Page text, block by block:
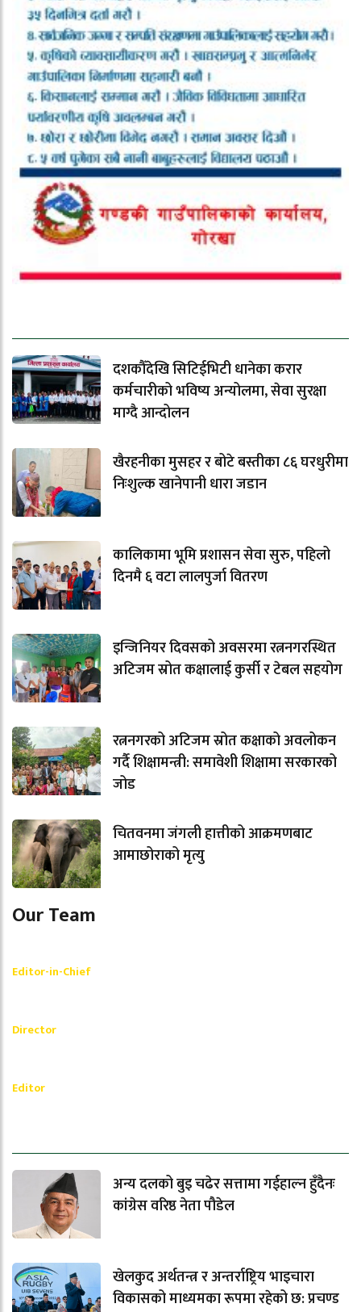
दशकौँदेखि सिटिईभिटी धानेका करार
कर्मचारीको भविष्य अन्योलमा, सेवा सुरक्षा
माग्दै आन्दोलन
खैरहनीका मुसहर र बोटे बस्तीका ८६ घरधुरीमा
निःशुल्क खानेपानी धारा जडान
कालिकामा भूमि प्रशासन सेवा सुरु, पहिलो
दिनमै ६ वटा लालपुर्जा वितरण
इन्जिनियर दिवसको अवसरमा रत्ननगरस्थित
अटिजम स्रोत कक्षालाई कुर्सी र टेबल सहयोग
रत्ननगरको अटिजम स्रोत कक्षाको अवलोकन
गर्दै शिक्षामन्त्री: समावेशी शिक्षामा सरकारको
जोड
चितवनमा जंगली हात्तीको आक्रमणबाट
आमाछोराको मृत्यु
Our Team
Editor-in-Chief
Director
Editor
अन्य दलको बुइ चढेर सत्तामा गईहाल्न हुँदैनः
कांग्रेस वरिष्ठ नेता पौडेल
खेलकुद अर्थतन्त्र र अन्तर्राष्ट्रिय भाइचारा
विकासको माध्यमका रूपमा रहेको छ: प्रचण्ड